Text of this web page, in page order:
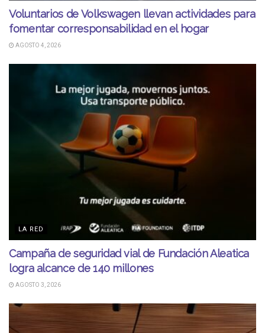
Voluntarios de Volkswagen llevan actividades para
fomentar corresponsabilidad en el hogar
AGOSTO 4, 2026
LA RED
Campaña de seguridad vial de Fundación Aleatica
logra alcance de 140 millones
AGOSTO 3, 2026